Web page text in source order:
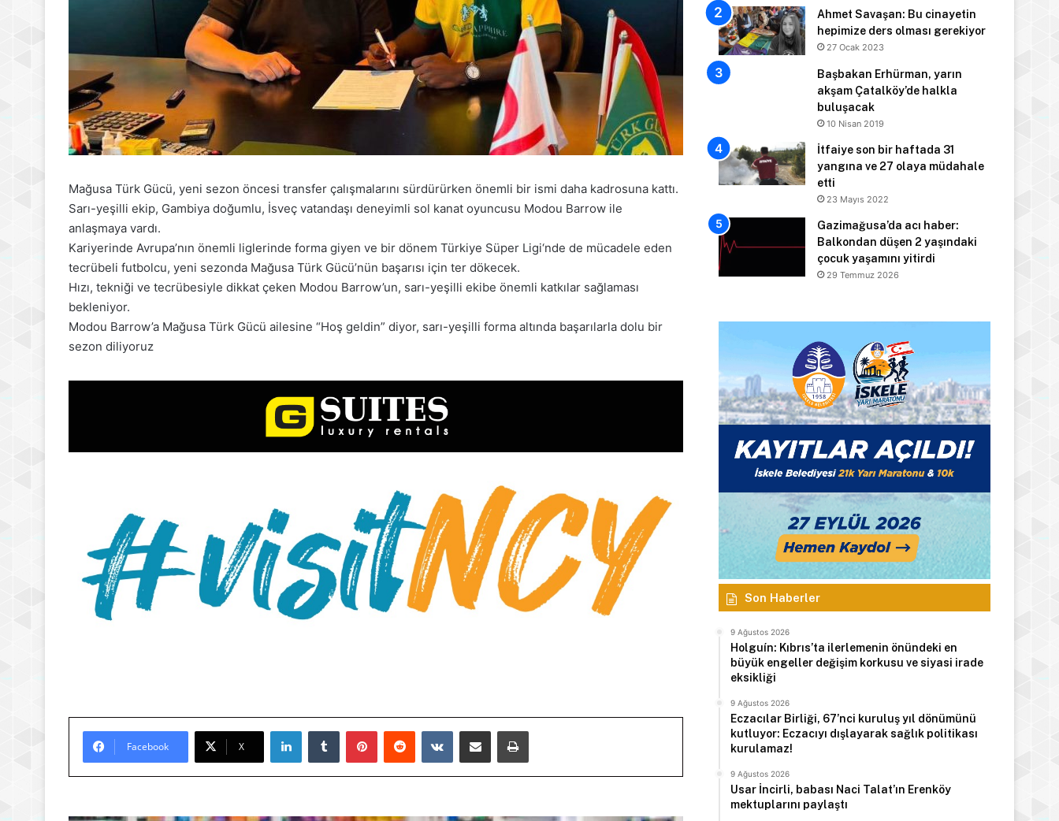
Mağusa Türk Gücü, yeni sezon öncesi transfer çalışmalarını sürdürürken önemli bir ismi daha kadrosuna kattı.
Sarı-yeşilli ekip, Gambiya doğumlu, İsveç vatandaşı deneyimli sol kanat oyuncusu Modou Barrow ile
anlaşmaya vardı.
Kariyerinde Avrupa’nın önemli liglerinde forma giyen ve bir dönem Türkiye Süper Ligi‘nde de mücadele eden
tecrübeli futbolcu, yeni sezonda Mağusa Türk Gücü’nün başarısı için ter dökecek.
Hızı, tekniği ve tecrübesiyle dikkat çeken Modou Barrow’un, sarı-yeşilli ekibe önemli katkılar sağlaması
bekleniyor.
Modou Barrow’a Mağusa Türk Gücü ailesine “Hoş geldin” diyor, sarı-yeşilli forma altında başarılarla dolu bir
sezon diliyoruz
Facebook X
LinkedInTumblr PinterestReddit VKontakteE-Posta ile paylaş Yazdır
Ahmet Savaşan: Bu cinayetin
hepimize ders olması gerekiyor
27 Ocak 2023
Başbakan Erhürman, yarın
akşam Çatalköy’de halkla
buluşacak
10 Nisan 2019
İtfaiye son bir haftada 31
yangına ve 27 olaya müdahale
etti
23 Mayıs 2022
Gazimağusa’da acı haber:
Balkondan düşen 2 yaşındaki
çocuk yaşamını yitirdi
29 Temmuz 2026
Son Haberler
9 Ağustos 2026
Holguín: Kıbrıs’ta ilerlemenin önündeki en
büyük engeller değişim korkusu ve siyasi irade
eksikliği
9 Ağustos 2026
Eczacılar Birliği, 67’nci kuruluş yıl dönümünü
kutluyor: Eczacıyı dışlayarak sağlık politikası
kurulamaz!
9 Ağustos 2026
Usar İncirli, babası Naci Talat’ın Erenköy
mektuplarını paylaştı